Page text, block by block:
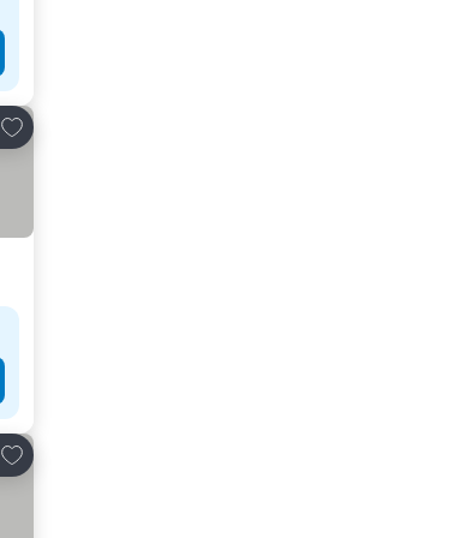
Legg til i favoritter
Legg til i favoritter